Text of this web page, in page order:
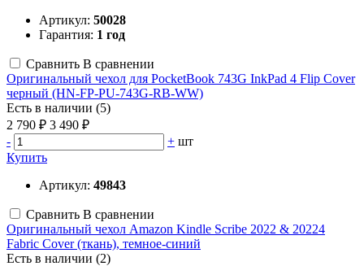
Артикул: 50028
Гарантия: 1 год
Сравнить В сравнении
Оригинальный чехол для PocketBook 743G InkPad 4 Flip Cover
черный (HN-FP-PU-743G-RB-WW)
Есть в наличии (5)
2 790 ₽ 3 490 ₽
-
+ шт
Купить
Артикул: 49843
Сравнить В сравнении
Оригинальный чехол Amazon Kindle Scribe 2022 & 20224
Fabric Cover (ткань), темное-синий
Есть в наличии (2)